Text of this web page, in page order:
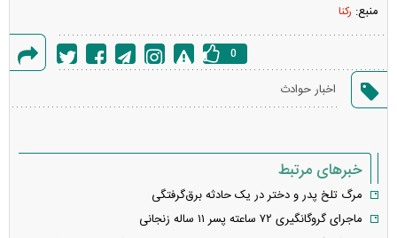
منبع: رکنا
خطا
0
اخبار حوادث
خبرهای مرتبط
مرگ تلخ پدر و دختر در یک حادثه برق‌گرفتگی
ماجرای گروگانگیری ۷۲ ساعته پسر ۱۱ ساله زنجانی